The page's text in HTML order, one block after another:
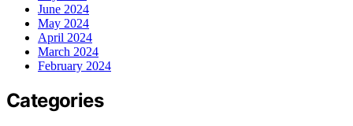
June 2024
May 2024
April 2024
March 2024
February 2024
Categories